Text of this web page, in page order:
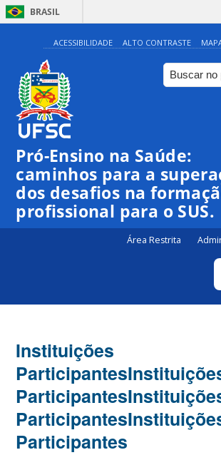
BRASIL
ACESSIBILIDADE ALTO CONTRASTE
Pró-Ensino na Saúde:
caminhos para a
dos desafios na
profissional para o SUS.
Área Restrita
Instituições
Participantes
Participantes
Participantes
Participantes